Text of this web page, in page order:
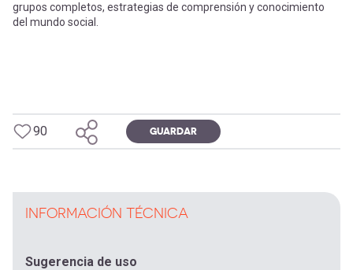
grupos completos, estrategias de comprensión y conocimiento
del mundo social.
90 GUARDAR
INFORMACIÓN TÉCNICA
Sugerencia de uso